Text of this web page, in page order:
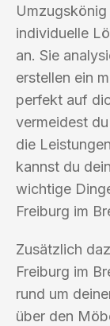
Umzugskönig
individuelle
an. Sie
erstellen ein
perfekt auf
vermeidest
die
kannst du
wichtige
Freiburg im
Zusätzlich
Freiburg im
rund um
über den